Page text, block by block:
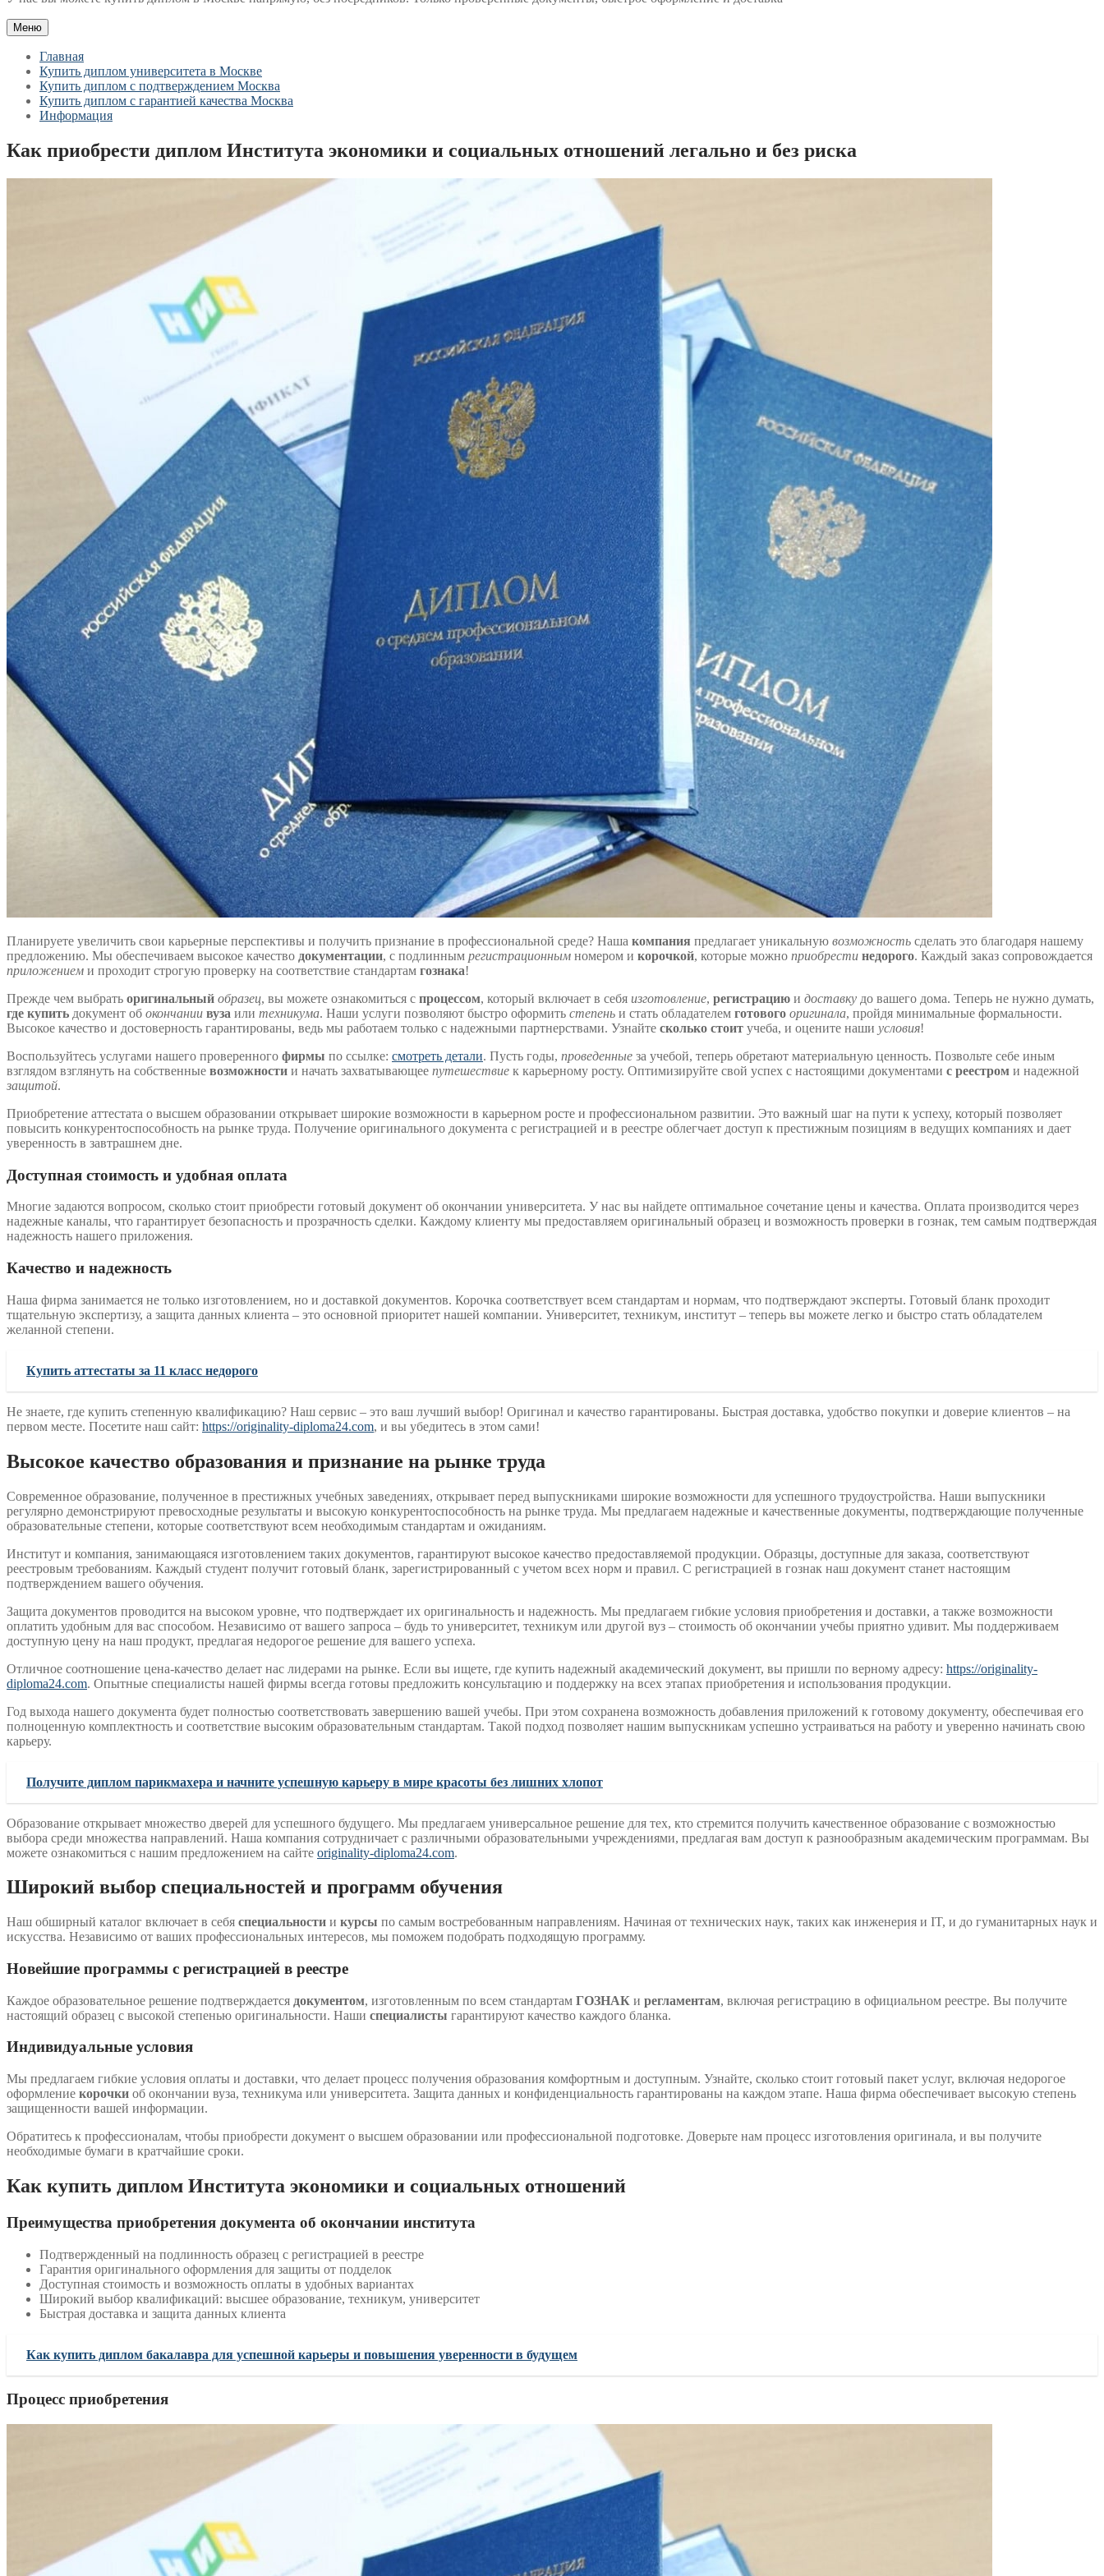
Меню
Главная
Купить диплом университета в Москве
Купить диплом с подтверждением Москва
Купить диплом с гарантией качества Москва
Информация
Как приобрести диплом Института экономики и социальных отношений легально и без риска
Планируете увеличить свои карьерные перспективы и получить признание в профессиональной среде? Наша компания предлагает уникальную возможность сделать это благодаря нашему
предложению. Мы обеспечиваем высокое качество документации, с подлинным регистрационным номером и корочкой, которые можно приобрести недорого. Каждый заказ сопровождается
приложением и проходит строгую проверку на соответствие стандартам гознака!
Прежде чем выбрать оригинальный образец, вы можете ознакомиться с процессом, который включает в себя изготовление, регистрацию и доставку до вашего дома. Теперь не нужно думать,
где купить документ об окончании вуза или техникума. Наши услуги позволяют быстро оформить степень и стать обладателем готового оригинала, пройдя минимальные формальности.
Высокое качество и достоверность гарантированы, ведь мы работаем только с надежными партнерствами. Узнайте сколько стоит учеба, и оцените наши условия!
Воспользуйтесь услугами нашего проверенного фирмы по ссылке: смотреть детали. Пусть годы, проведенные за учебой, теперь обретают материальную ценность. Позвольте себе иным
взглядом взглянуть на собственные возможности и начать захватывающее путешествие к карьерному росту. Оптимизируйте свой успех с настоящими документами с реестром и надежной
защитой.
Приобретение аттестата о высшем образовании открывает широкие возможности в карьерном росте и профессиональном развитии. Это важный шаг на пути к успеху, который позволяет
повысить конкурентоспособность на рынке труда. Получение оригинального документа с регистрацией и в реестре облегчает доступ к престижным позициям в ведущих компаниях и дает
уверенность в завтрашнем дне.
Доступная стоимость и удобная оплата
Многие задаются вопросом, сколько стоит приобрести готовый документ об окончании университета. У нас вы найдете оптимальное сочетание цены и качества. Оплата производится через
надежные каналы, что гарантирует безопасность и прозрачность сделки. Каждому клиенту мы предоставляем оригинальный образец и возможность проверки в гознак, тем самым подтверждая
надежность нашего приложения.
Качество и надежность
Наша фирма занимается не только изготовлением, но и доставкой документов. Корочка соответствует всем стандартам и нормам, что подтверждают эксперты. Готовый бланк проходит
тщательную экспертизу, а защита данных клиента – это основной приоритет нашей компании. Университет, техникум, институт – теперь вы можете легко и быстро стать обладателем
желанной степени.
Купить аттестаты за 11 класс недорого
Не знаете, где купить степенную квалификацию? Наш сервис – это ваш лучший выбор! Оригинал и качество гарантированы. Быстрая доставка, удобство покупки и доверие клиентов – на
первом месте. Посетите наш сайт: https://originality-diploma24.com, и вы убедитесь в этом сами!
Высокое качество образования и признание на рынке труда
Современное образование, полученное в престижных учебных заведениях, открывает перед выпускниками широкие возможности для успешного трудоустройства. Наши выпускники
регулярно демонстрируют превосходные результаты и высокую конкурентоспособность на рынке труда. Мы предлагаем надежные и качественные документы, подтверждающие полученные
образовательные степени, которые соответствуют всем необходимым стандартам и ожиданиям.
Институт и компания, занимающаяся изготовлением таких документов, гарантируют высокое качество предоставляемой продукции. Образцы, доступные для заказа, соответствуют
реестровым требованиям. Каждый студент получит готовый бланк, зарегистрированный с учетом всех норм и правил. С регистрацией в гознак наш документ станет настоящим
подтверждением вашего обучения.
Защита документов проводится на высоком уровне, что подтверждает их оригинальность и надежность. Мы предлагаем гибкие условия приобретения и доставки, а также возможности
оплатить удобным для вас способом. Независимо от вашего запроса – будь то университет, техникум или другой вуз – стоимость об окончании учебы приятно удивит. Мы поддерживаем
доступную цену на наш продукт, предлагая недорогое решение для вашего успеха.
Отличное соотношение цена-качество делает нас лидерами на рынке. Если вы ищете, где купить надежный академический документ, вы пришли по верному адресу: https://originality-
diploma24.com. Опытные специалисты нашей фирмы всегда готовы предложить консультацию и поддержку на всех этапах приобретения и использования продукции.
Год выхода нашего документа будет полностью соответствовать завершению вашей учебы. При этом сохранена возможность добавления приложений к готовому документу, обеспечивая его
полноценную комплектность и соответствие высоким образовательным стандартам. Такой подход позволяет нашим выпускникам успешно устраиваться на работу и уверенно начинать свою
карьеру.
Получите диплом парикмахера и начните успешную карьеру в мире красоты без лишних хлопот
Образование открывает множество дверей для успешного будущего. Мы предлагаем универсальное решение для тех, кто стремится получить качественное образование с возможностью
выбора среди множества направлений. Наша компания сотрудничает с различными образовательными учреждениями, предлагая вам доступ к разнообразным академическим программам. Вы
можете ознакомиться с нашим предложением на сайте originality-diploma24.com.
Широкий выбор специальностей и программ обучения
Наш обширный каталог включает в себя специальности и курсы по самым востребованным направлениям. Начиная от технических наук, таких как инженерия и IT, и до гуманитарных наук и
искусства. Независимо от ваших профессиональных интересов, мы поможем подобрать подходящую программу.
Новейшие программы с регистрацией в реестре
Каждое образовательное решение подтверждается документом, изготовленным по всем стандартам ГОЗНАК и регламентам, включая регистрацию в официальном реестре. Вы получите
настоящий образец с высокой степенью оригинальности. Наши специалисты гарантируют качество каждого бланка.
Индивидуальные условия
Мы предлагаем гибкие условия оплаты и доставки, что делает процесс получения образования комфортным и доступным. Узнайте, сколько стоит готовый пакет услуг, включая недорогое
оформление корочки об окончании вуза, техникума или университета. Защита данных и конфиденциальность гарантированы на каждом этапе. Наша фирма обеспечивает высокую степень
защищенности вашей информации.
Обратитесь к профессионалам, чтобы приобрести документ о высшем образовании или профессиональной подготовке. Доверьте нам процесс изготовления оригинала, и вы получите
необходимые бумаги в кратчайшие сроки.
Как купить диплом Института экономики и социальных отношений
Преимущества приобретения документа об окончании института
Подтвержденный на подлинность образец с регистрацией в реестре
Гарантия оригинального оформления для защиты от подделок
Доступная стоимость и возможность оплаты в удобных вариантах
Широкий выбор квалификаций: высшее образование, техникум, университет
Быстрая доставка и защита данных клиента
Как купить диплом бакалавра для успешной карьеры и повышения уверенности в будущем
Процесс приобретения